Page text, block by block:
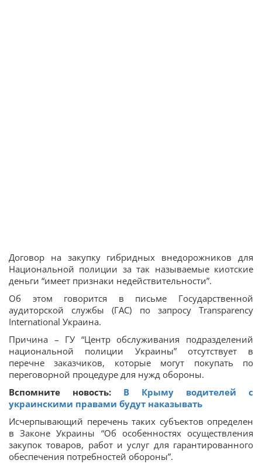
Договор на закупку гибридных внедорожников для
Национальной полиции за так называемые киотские
деньги “имеет признаки недействительности”.
Об этом говорится в письме Государственной
аудиторской службы (ГАС) по запросу Transparency
International Украина.
Причина – ГУ “Центр обслуживания подразделений
национальной полиции Украины” отсутствует в
перечне заказчиков, которые могут покупать по
переговорной процедуре для нужд обороны.
Вспомните новость: В Крыму водителей с
украинскими правами будут наказывать
Исчерпывающий перечень таких субъектов определен
в Законе Украины “Об особенностях осуществления
закупок товаров, работ и услуг для гарантированного
обеспечения потребностей обороны”.